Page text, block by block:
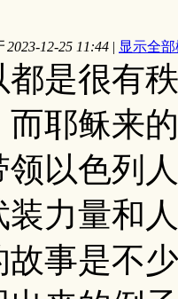
2023-12-25 11:44 | 显示全
都是很有
而耶稣来
领以色列
装力量和
故事是不